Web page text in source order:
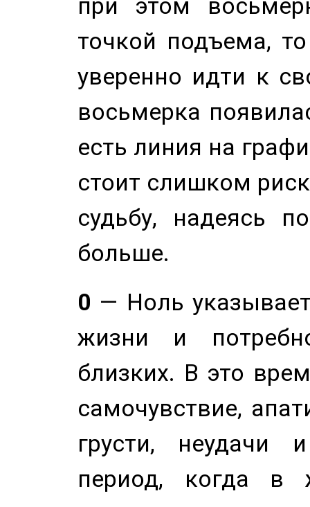
точкой подъема,
уверенно идти к
восьмерка
есть линия на
стоит слишком
судьбу, надеясь
больше.
0 — Ноль
жизни и
близких. В это
самочувствие,
грусти, неудачи
период, когда в